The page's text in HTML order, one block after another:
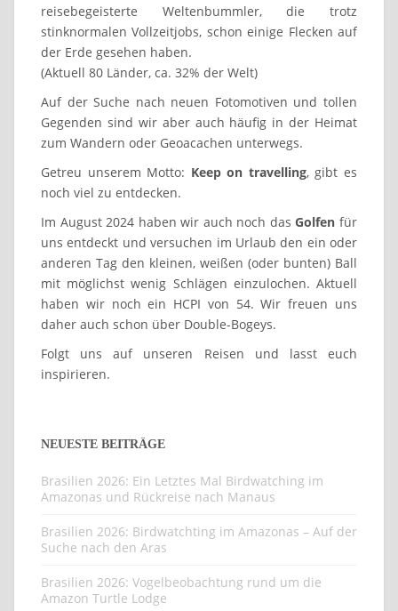
reisebegeisterte Weltenbummler, die trotz
stinknormalen Vollzeitjobs, schon einige Flecken auf
der Erde gesehen haben.
(Aktuell 80 Länder, ca. 32% der Welt)
Auf der Suche nach neuen Fotomotiven und tollen
Gegenden sind wir aber auch häufig in der Heimat
zum Wandern oder Geoacachen unterwegs.
Getreu unserem Motto: Keep on travelling, gibt es
noch viel zu entdecken.
Im August 2024 haben wir auch noch dasGolfen für
uns entdeckt und versuchen im Urlaub den ein oder
anderen Tag den kleinen, weißen (oder bunten) Ball
mit möglichst wenig Schlägen einzulochen. Aktuell
haben wir noch ein HCPI von 54. Wir freuen uns
daher auch schon über Double-Bogeys.
Folgt uns auf unseren Reisen und lasst euch
inspirieren.
NEUESTE BEITRÄGE
Brasilien 2026: Ein Letztes Mal Birdwatching im
Amazonas und Rückreise nach Manaus
Brasilien 2026: Birdwatchting im Amazonas – Auf der
Suche nach den Aras
Brasilien 2026: Vogelbeobachtung rund um die
Amazon Turtle Lodge